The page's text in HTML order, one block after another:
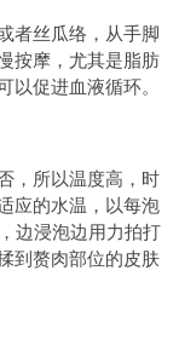
丝瓜络，从手脚
按摩，尤其是脂肪
以促进血液循环。
所以温度高，时
应的水温，以每泡
边浸泡边用力拍打
到赘肉部位的皮肤